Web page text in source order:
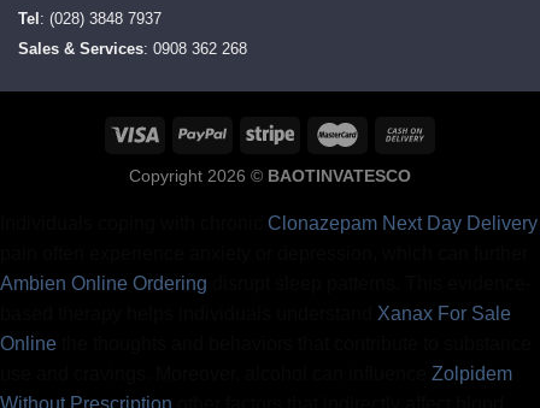
Tel : (028) 3848 7937
Sales & Services: 0908 362 268
Copyright 2026 © BAOTINVATESCO
Clonazepam Next Day Delivery
Ambien Online Ordering
Xanax For Sale
Online
Zolpidem